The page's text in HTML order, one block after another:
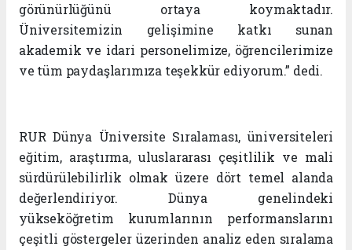
görünürlüğünü ortaya koymaktadır.
Üniversitemizin gelişimine katkı sunan
akademik ve idari personelimize, öğrencilerimize
ve tüm paydaşlarımıza teşekkür ediyorum.” dedi.
RUR Dünya Üniversite Sıralaması, üniversiteleri
eğitim, araştırma, uluslararası çeşitlilik ve mali
sürdürülebilirlik olmak üzere dört temel alanda
değerlendiriyor. Dünya genelindeki
yükseköğretim kurumlarının performanslarını
çeşitli göstergeler üzerinden analiz eden sıralama